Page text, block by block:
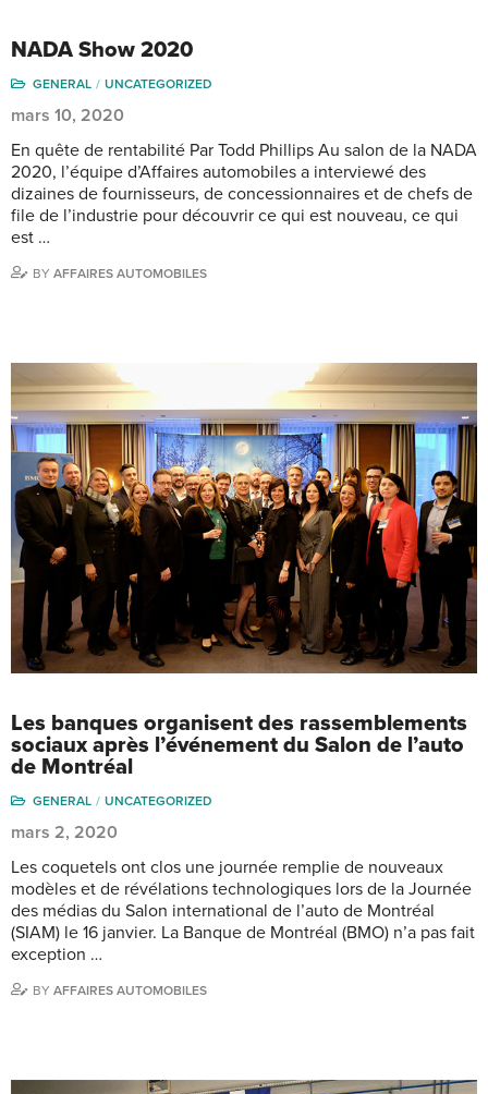
NADA Show 2020
GENERAL UNCATEGORIZED
mars 10, 2020
En quête de rentabilité Par Todd Phillips Au salon de la NADA
2020, l’équipe d’Affaires automobiles a interviewé des
dizaines de fournisseurs, de concessionnaires et de chefs de
file de l’industrie pour découvrir ce qui est nouveau, ce qui
est …
BY AFFAIRES AUTOMOBILES
Les banques organisent des rassemblements
sociaux après l’événement du Salon de l’auto
de Montréal
GENERAL UNCATEGORIZED
mars 2, 2020
Les coquetels ont clos une journée remplie de nouveaux
modèles et de révélations technologiques lors de la Journée
des médias du Salon international de l’auto de Montréal
(SIAM) le 16 janvier. La Banque de Montréal (BMO) n’a pas fait
exception …
BY AFFAIRES AUTOMOBILES